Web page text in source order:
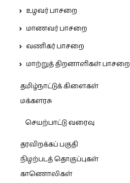
உழவர் பாசறை
மாணவர் பாசறை
வணிகர் பாசறை
மாற்றுத் திறனாளிகள் பாசறை
தமிழ்நாட்டுக் கிளைகள்
மக்களரசு
செயற்பாட்டு வரைவு
தரவிறக்கப் பகுதி
நிழற்படத் தொகுப்புகள்
காணொலிகள்